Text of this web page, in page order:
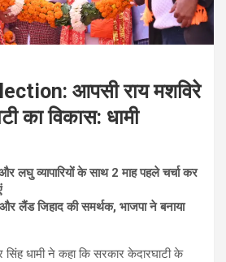
आपसी राय मशविरे
का विकास: धामी
लघु व्यापारियों के साथ 2 माह पहले चर्चा कर
लैंड जिहाद की समर्थक, भाजपा ने बनाया
सिंह धामी ने कहा कि सरकार केदारघाटी के